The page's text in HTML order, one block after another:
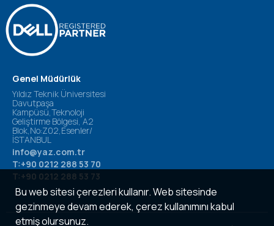
Bu web sitesi çerezleri kullanır. Web sitesinde
gezinmeye devam ederek, çerez kullanımını kabul
etmiş olursunuz.
Genel Müdürlük
Yıldız Teknik Üniversitesi
Davutpaşa
Kampüsü,Teknoloji
Geliştirme Bölgesi, A2
Blok,No:Z02,Esenler/
İSTANBUL
info@yaz.com.tr
T:+90 0212 288 53 70
T:+90 0212 288 53 73